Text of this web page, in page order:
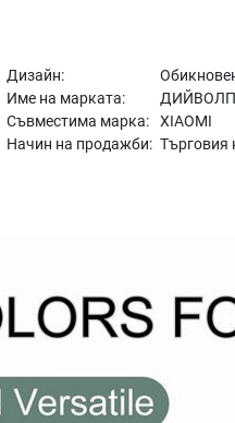
Дизайн:
Име на марката:
Съвместима марка:
XIAOMI
Начин на продажби: Търговия